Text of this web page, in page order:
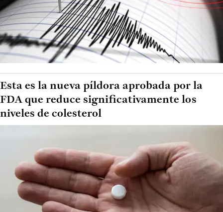
Esta es la nueva píldora aprobada por la
FDA que reduce significativamente los
niveles de colesterol